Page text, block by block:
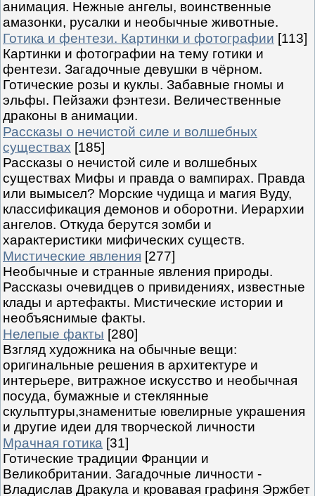
анимация. Нежные ангелы, воинственные
амазонки, русалки и необычные животные.
Готика и фентези. Картинки и фотографии [113]
Картинки и фотографии на тему готики и
фентези. Загадочные девушки в чёрном.
Готические розы и куклы. Забавные гномы и
эльфы. Пейзажи фэнтези. Величественные
драконы в анимации.
Рассказы о нечистой силе и волшебных
существах [185]
Рассказы о нечистой силе и волшебных
существах Мифы и правда о вампирах. Правда
или вымысел? Морские чудища и магия Вуду,
классификация демонов и оборотни. Иерархии
ангелов. Откуда берутся зомби и
характеристики мифических существ.
Мистические явления [277]
Необычные и странные явления природы.
Рассказы очевидцев о привидениях, известные
клады и артефакты. Мистические истории и
необъяснимые факты.
Нелепые факты [280]
Взгляд художника на обычные вещи:
оригинальные решения в архитектуре и
интерьере, витражное искусство и необычная
посуда, бумажные и стеклянные
скульптуры,знаменитые ювелирные украшения
и другие идеи для творческой личности
Мрачная готика [31]
Готические традиции Франции и
Великобритании. Загадочные личности -
Владислав Дракула и кровавая графиня Эржбет